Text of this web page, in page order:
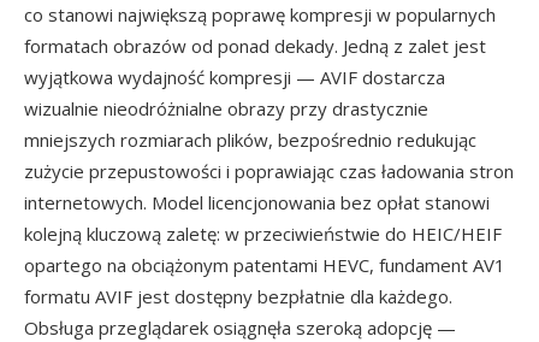
co stanowi największą poprawę kompresji w popularnych
formatach obrazów od ponad dekady. Jedną z zalet jest
wyjątkowa wydajność kompresji — AVIF dostarcza
wizualnie nieodróżnialne obrazy przy drastycznie
mniejszych rozmiarach plików, bezpośrednio redukując
zużycie przepustowości i poprawiając czas ładowania stron
internetowych. Model licencjonowania bez opłat stanowi
kolejną kluczową zaletę: w przeciwieństwie do HEIC/HEIF
opartego na obciążonym patentami HEVC, fundament AV1
formatu AVIF jest dostępny bezpłatnie dla każdego.
Obsługa przeglądarek osiągnęła szeroką adopcję —